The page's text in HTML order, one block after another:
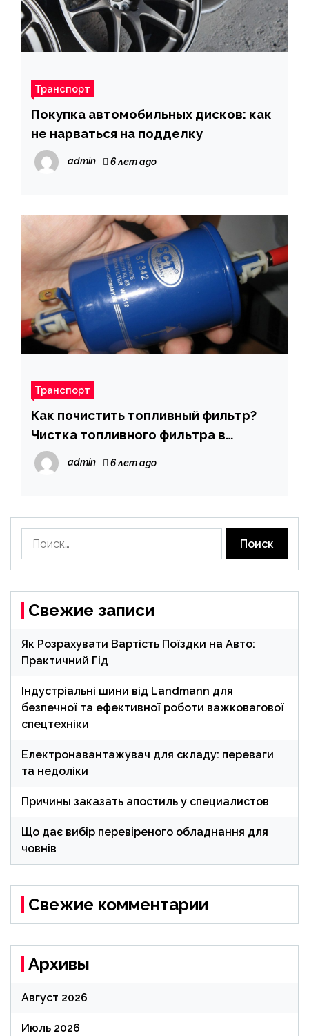
Транспорт
Покупка автомобильных дисков: как
не нарваться на подделку
admin 6 лет ago
Транспорт
Как почистить топливный фильтр?
Чистка топливного фильтра в
домашних условиях
admin 6 лет ago
Свежие записи
Як Розрахувати Вартість Поїздки на Авто:
Практичний Гід
Індустріальні шини від Landmann для
безпечної та ефективної роботи важковагової
спецтехніки
Електронавантажувач для складу: переваги
та недоліки
Причины заказать апостиль у специалистов
Що дає вибір перевіреного обладнання для
човнів
Свежие комментарии
Архивы
Август 2026
Июль 2026